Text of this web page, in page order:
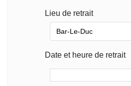
Lieu de retrait
Date et heure de retrait